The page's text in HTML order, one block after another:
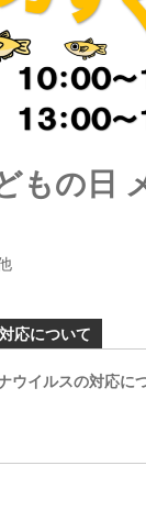
もの日
応について
ウイルスの対応に